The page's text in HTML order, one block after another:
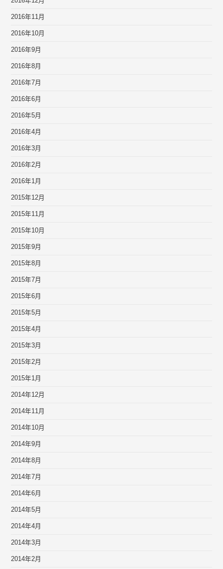
2016年11月
2016年10月
2016年9月
2016年8月
2016年7月
2016年6月
2016年5月
2016年4月
2016年3月
2016年2月
2016年1月
2015年12月
2015年11月
2015年10月
2015年9月
2015年8月
2015年7月
2015年6月
2015年5月
2015年4月
2015年3月
2015年2月
2015年1月
2014年12月
2014年11月
2014年10月
2014年9月
2014年8月
2014年7月
2014年6月
2014年5月
2014年4月
2014年3月
2014年2月